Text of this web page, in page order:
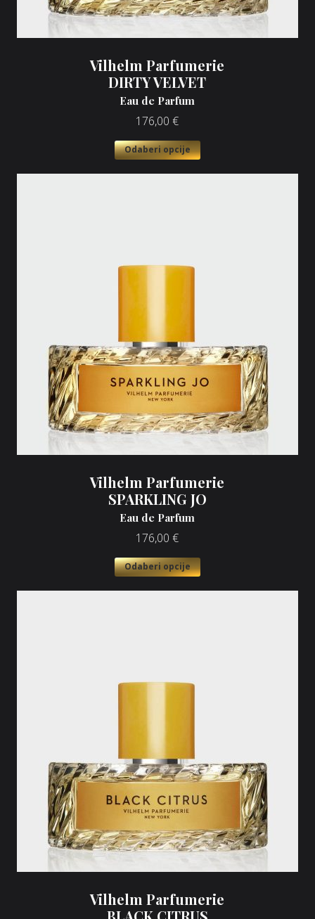
Vilhelm Parfumerie
DIRTY VELVET
Eau de Parfum
176,00 €
Odaberi opcije
Vilhelm Parfumerie
SPARKLING JO
Eau de Parfum
176,00 €
Odaberi opcije
Vilhelm Parfumerie